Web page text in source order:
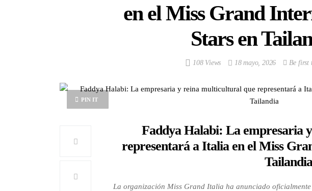
en el Miss Grand
Stars en
108 Views 18 mayo, 2026 Be first
PIN IT
Faddya Halabi: La empresaria
representará a Italia en el Miss
La organización Miss Grand Italia ha anunciado